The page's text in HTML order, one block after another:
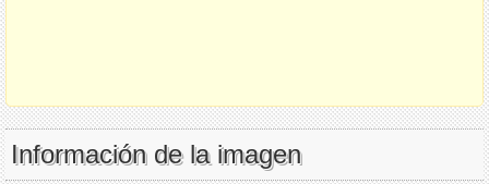
Información de la imagen